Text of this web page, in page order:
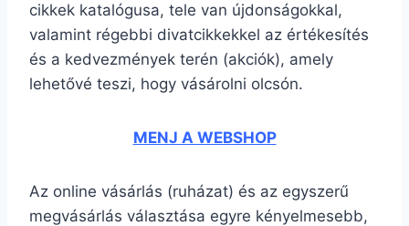
cikkek katalógusa, tele van újdonságokkal,
valamint régebbi divatcikkekkel az értékesítés
és a kedvezmények terén (akciók), amely
lehetővé teszi, hogy vásárolni olcsón.
MENJ A WEBSHOP
Az online vásárlás (ruházat) és az egyszerű
megvásárlás választása egyre kényelmesebb,